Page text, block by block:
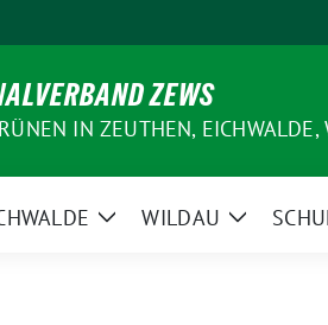
ZEWS
IN ZEUTHEN,
ZeigeWILDAU
Zeige